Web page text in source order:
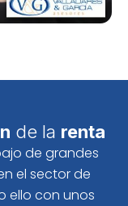
de la renta
de grandes
el sector de
ello con unos